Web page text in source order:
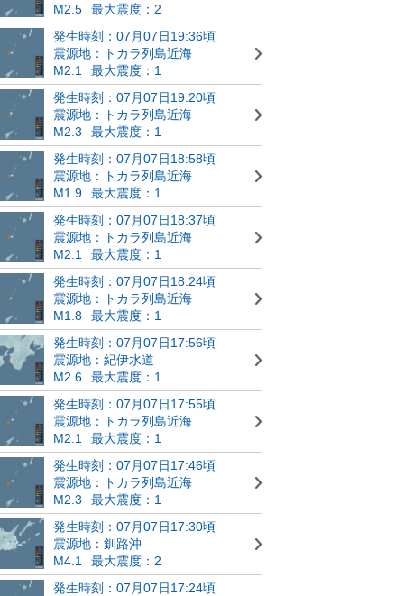
M2.5
最大震度：2
発生時刻：07月07日19:36頃
震源地：トカラ列島近海
M2.1
最大震度：1
発生時刻：07月07日19:20頃
震源地：トカラ列島近海
M2.3
最大震度：1
発生時刻：07月07日18:58頃
震源地：トカラ列島近海
M1.9
最大震度：1
発生時刻：07月07日18:37頃
震源地：トカラ列島近海
M2.1
最大震度：1
発生時刻：07月07日18:24頃
震源地：トカラ列島近海
M1.8
最大震度：1
発生時刻：07月07日17:56頃
震源地：紀伊水道
M2.6
最大震度：1
発生時刻：07月07日17:55頃
震源地：トカラ列島近海
M2.1
最大震度：1
発生時刻：07月07日17:46頃
震源地：トカラ列島近海
M2.3
最大震度：1
発生時刻：07月07日17:30頃
震源地：釧路沖
M4.1
最大震度：2
発生時刻：07月07日17:24頃